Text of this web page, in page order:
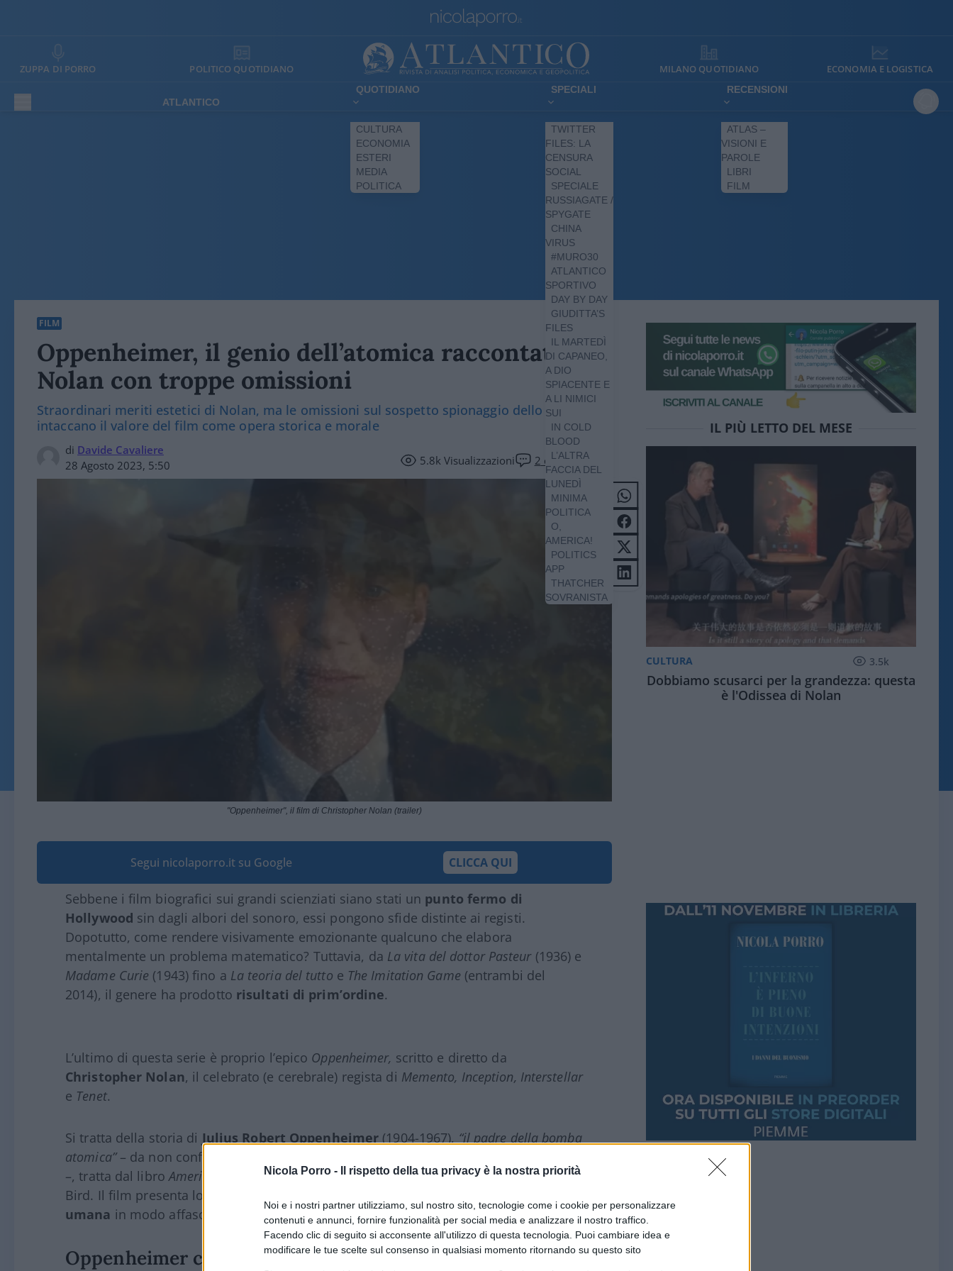
Nicola Porro - Il rispetto della tua privacy è la nostra priorità
Noi e i nostri partner utilizziamo, sul nostro sito, tecnologie come i cookie per personalizzare
contenuti e annunci, fornire funzionalità per social media e analizzare il nostro traffico.
Facendo clic di seguito si acconsente all'utilizzo di questa tecnologia. Puoi cambiare idea e
modificare le tue scelte sul consenso in qualsiasi momento ritornando su questo sito
ZUPPA DI PORRO POLITICO QUOTIDIANO MILANO QUOTIDIANO ECONOMIA E LOGISTICA
ATLANTICO
QUOTIDIANO
CULTURA
ECONOMIA
ESTERI
MEDIA
POLITICA
SPECIALI
TWITTER
FILES: LA
CENSURA
SOCIAL
SPECIALE
RUSSIAGATE /
SPYGATE
CHINA
VIRUS
#MURO30
ATLANTICO
SPORTIVO
DAY BY DAY
GIUDITTA’S
FILES
IL MARTEDÌ
DI CAPANEO,
A DIO
SPIACENTE E
A LI NIMICI
SUI
IN COLD
BLOOD
L’ALTRA
FACCIA DEL
LUNEDÌ
MINIMA
POLITICA
O,
AMERICA!
POLITICS
APP
THATCHER
SOVRANISTA
RECENSIONI
ATLAS –
VISIONI E
PAROLE
LIBRI
FILM
FILM
Oppenheimer, il genio dell’atomica raccontato da
Nolan con troppe omissioni
Straordinari meriti estetici di Nolan, ma le omissioni sul sospetto spionaggio dello scienziato
intaccano il valore del film come opera storica e morale
di Davide Cavaliere
28 Agosto 2023, 5:50
5.8k Visualizzazioni 2 commenti
"Oppenheimer", il film di Christopher Nolan (trailer)
Segui nicolaporro.it su Google CLICCA QUI
Sebbene i film biografici sui grandi scienziati siano stati un punto fermo di
Hollywood sin dagli albori del sonoro, essi pongono sfide distinte ai registi.
Dopotutto, come rendere visivamente emozionante qualcuno che elabora
mentalmente un problema matematico? Tuttavia, da La vita del dottor Pasteur(1936) e
Madame Curie (1943) fino a La teoria del tutto e The Imitation Game (entrambi del
2014), il genere ha prodotto risultati di prim’ordine.
L’ultimo di questa serie è proprio l’epico Oppenheimer, scritto e diretto da
Christopher Nolan, il celebrato (e cerebrale) regista di Memento, Inception, Interstellar
e Tenet.
Si tratta della storia di Julius Robert Oppenheimer (1904-1967), “il padre della bomba
atomica”– da non confondere con
–, tratta dal libro American Prometheus,la biografia del 2007 di Martin J. Sherwin e Kai
Bird. Il film presenta lo scienziato e la sua
umana in modo affascinante e avvincente.
Oppenheimer come Turing
IL PIÙ LETTO DEL MESE
CULTURA 3.5k
Dobbiamo scusarci per la grandezza: questa
è l'Odissea di Nolan